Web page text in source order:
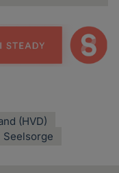
(HVD)
Seelsorge